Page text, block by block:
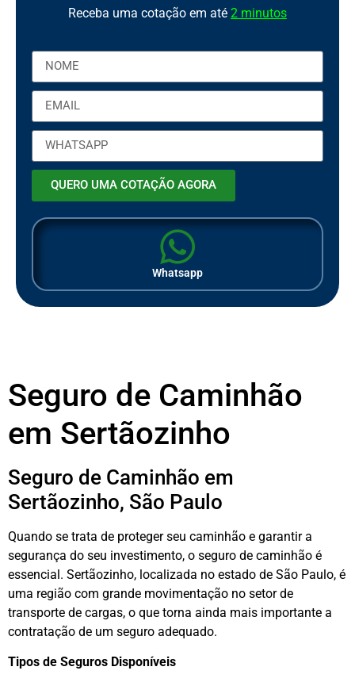
Receba uma cotação em até 2 minutos
QUERO UMA COTAÇÃO AGORA
Whatsapp
Seguro de Caminhão
em Sertãozinho
Seguro de Caminhão em
Sertãozinho, São Paulo
Quando se trata de proteger seu caminhão e garantir a
segurança do seu investimento, o seguro de caminhão é
essencial. Sertãozinho, localizada no estado de São Paulo, é
uma região com grande movimentação no setor de
transporte de cargas, o que torna ainda mais importante a
contratação de um seguro adequado.
Tipos de Seguros Disponíveis